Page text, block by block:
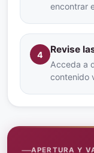
encontrar
4 Revise
Acceda a
contenido
APERTURA Y